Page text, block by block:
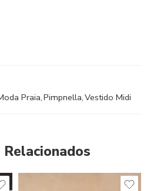
Praia,Pimpnella,Vestido Midi